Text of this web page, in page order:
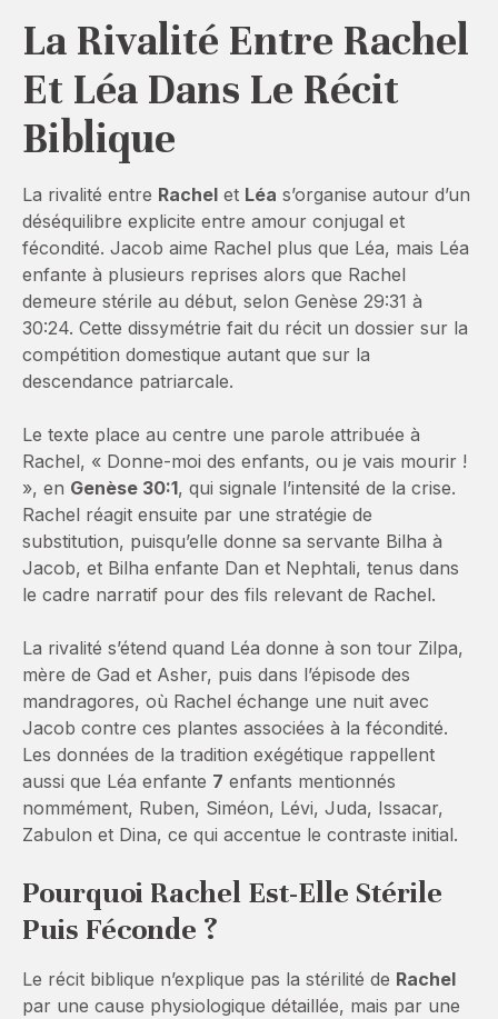
La Rivalité Entre Rachel
Et Léa Dans Le Récit
Biblique
La rivalité entre Rachel et Léa s’organise autour d’un
déséquilibre explicite entre amour conjugal et
fécondité. Jacob aime Rachel plus que Léa, mais Léa
enfante à plusieurs reprises alors que Rachel
demeure stérile au début, selon Genèse 29:31 à
30:24. Cette dissymétrie fait du récit un dossier sur la
compétition domestique autant que sur la
descendance patriarcale.
Le texte place au centre une parole attribuée à
Rachel, « Donne-moi des enfants, ou je vais mourir !
», en Genèse 30:1, qui signale l’intensité de la crise.
Rachel réagit ensuite par une stratégie de
substitution, puisqu’elle donne sa servante Bilha à
Jacob, et Bilha enfante Dan et Nephtali, tenus dans
le cadre narratif pour des fils relevant de Rachel.
La rivalité s’étend quand Léa donne à son tour Zilpa,
mère de Gad et Asher, puis dans l’épisode des
mandragores, où Rachel échange une nuit avec
Jacob contre ces plantes associées à la fécondité.
Les données de la tradition exégétique rappellent
aussi que Léa enfante 7 enfants mentionnés
nommément, Ruben, Siméon, Lévi, Juda, Issacar,
Zabulon et Dina, ce qui accentue le contraste initial.
Pourquoi Rachel Est-Elle Stérile
Puis Féconde ?
Le récit biblique n’explique pas la stérilité de Rachel
par une cause physiologique détaillée, mais par une